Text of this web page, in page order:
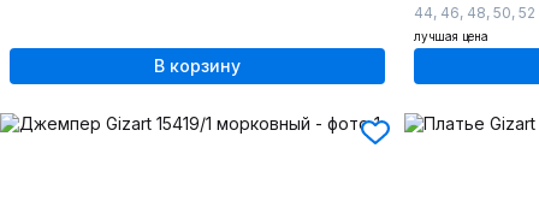
В корзину
44, 46, 48, 50, 52
лучшая цена